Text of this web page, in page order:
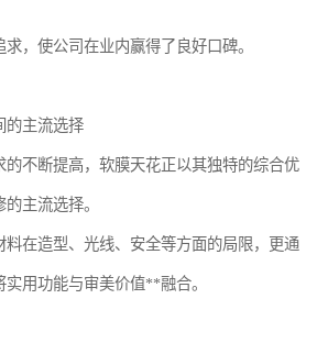
，使公司在业内赢得了良好口碑。
的主流选择
的不断提高，软膜天花正以其独特的综合优
主流选择。
料在造型、光线、安全等方面的局限，更通
用功能与审美价值**融合。